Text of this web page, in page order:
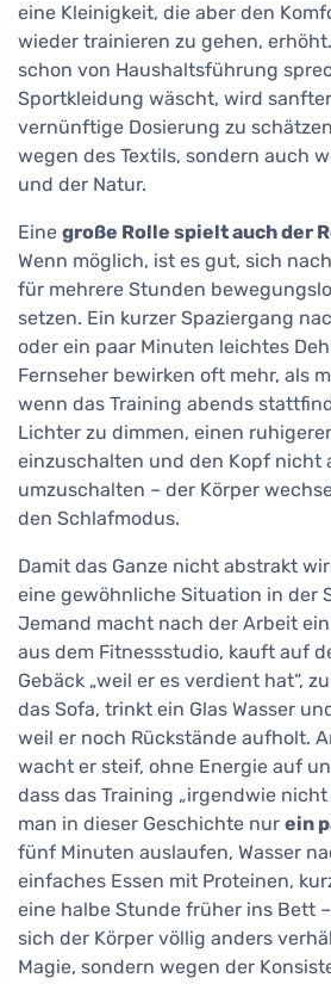
eine Kleinigkeit, die aber den
wieder trainieren zu gehen,
schon von Haushaltsführung
Sportkleidung wäscht, wird
vernünftige Dosierung zu
wegen des Textils, sondern auch
und der Natur.
Eine große Rolle spielt auch der
Wenn möglich, ist es gut, sich
für mehrere Stunden
setzen. Ein kurzer Spaziergang
oder ein paar Minuten leichtes
Fernseher bewirken oft mehr, als
wenn das Training abends
Lichter zu dimmen, einen
einzuschalten und den Kopf nicht
umzuschalten – der Körper
den Schlafmodus.
Damit das Ganze nicht abstrakt
eine gewöhnliche Situation in der
Jemand macht nach der Arbeit
aus dem Fitnessstudio, kauft auf
Gebäck „weil er es verdient hat“,
das Sofa, trinkt ein Glas Wasser
weil er noch Rückstände aufholt.
wacht er steif, ohne Energie auf
dass das Training „irgendwie
man in dieser Geschichte nur ein
fünf Minuten auslaufen, Wasser
einfaches Essen mit Proteinen,
eine halbe Stunde früher ins Bett
sich der Körper völlig anders
Magie, sondern wegen der